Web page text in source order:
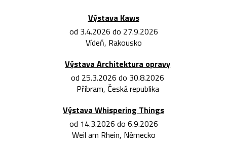
Výstava Kaws
od 3.4.2026 do 27.9.2026
Vídeň, Rakousko
Výstava Architektura opravy
od 25.3.2026 do 30.8.2026
Příbram, Česká republika
Výstava Whispering Things
od 14.3.2026 do 6.9.2026
Weil am Rhein, Německo